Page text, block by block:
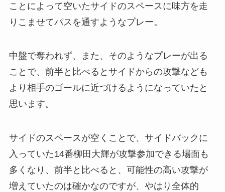
ことによって空いたサイドのスペースに味方を走
りこませてパスを通すようなプレー。
中盤で奪われず、また、そのようなプレーが出る
ことで、前半と比べるとサイドからの攻撃なども
より相手のゴールに近づけるようになっていたと
思います。
サイドのスペースが空くことで、サイドバックに
入っていた14番柳田大輝が攻撃参加できる場面も
多くなり、前半と比べると、可能性の高い攻撃が
増えていたのは確かなのですが、やはり全体的